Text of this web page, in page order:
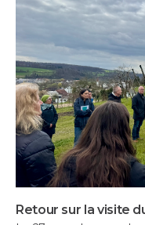
Retour sur la visite